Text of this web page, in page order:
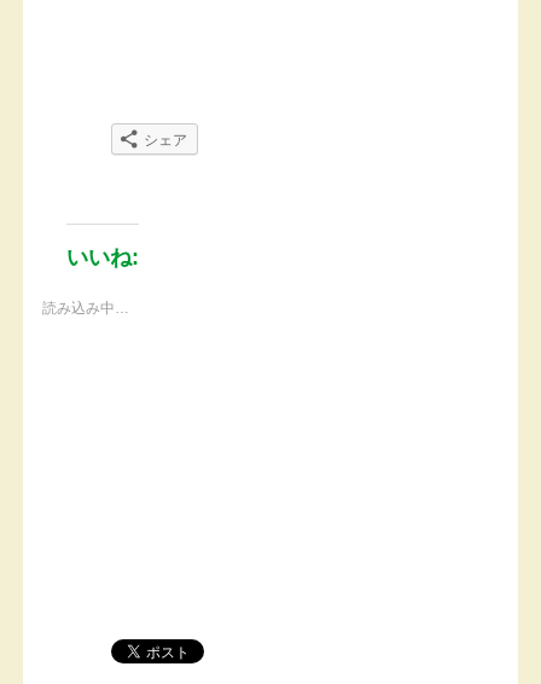
シェア
いいね:
読み込み中…